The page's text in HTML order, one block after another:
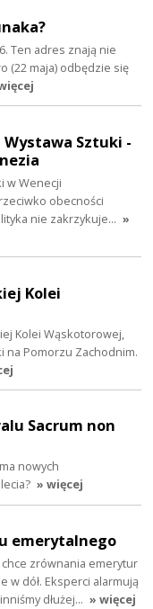
Ten adres znają nie
(22 maja) odbędzie się
Sztuki -
w Wenecji
obecności
nie zakrzykuje… »
Kolei
Kolei Wąskotorowej,
na Pomorzu Zachodnim.
Sacrum non
nowych
» więcej
emerytalnego
zrównania emerytur
w dół. Eksperci alarmują
dłużej… » więcej